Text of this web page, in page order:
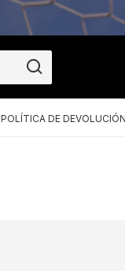
POLÍTICA DE DEVOLUCIÓN